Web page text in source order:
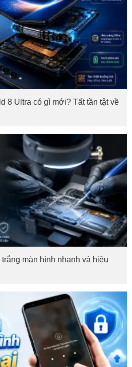
8 Ultra có gì mới? Tất tần tật về
màn hình nhanh và hiệu